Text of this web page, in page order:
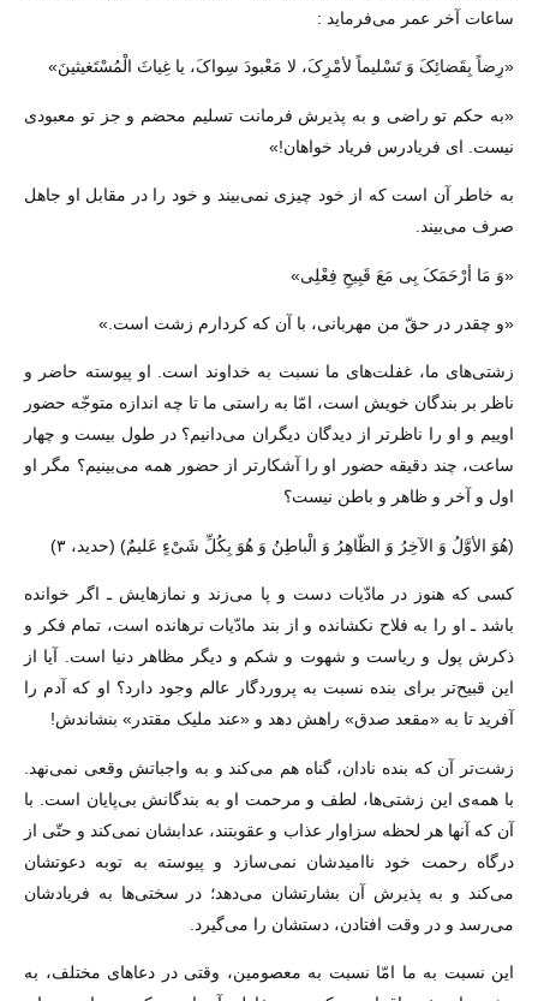
ساعات آخر عمر مى‌فرماید :
«رِضاً بِقَضائِکَ وَ تَسْلیماً لأمْرِکَ، لا مَعْبودَ سِواکَ، یا غِیاثَ الْمُسْتَغیثینَ»
«به حکم تو راضى و به پذیرش فرمانت تسلیم محضم و جز تو معبودى
نیست. اى فریادرس فریاد خواهان!»
به خاطر آن است که از خود چیزى نمى‌بیند و خود را در مقابل او جاهل
صرف مى‌بیند.
«وَ مَا أرْحَمَکَ بِی مَعَ قَبِیحِ فِعْلِی»
«و چقدر در حقّ من مهربانى، با آن که کردارم زشت است.»
زشتى‌هاى ما، غفلت‌هاى ما نسبت به خداوند است. او پیوسته حاضر و
ناظر بر بندگان خویش است، امّا به راستى ما تا چه اندازه متوجّه حضور
اوییم و او را ناظرتر از دیدگان دیگران مى‌دانیم؟ در طول بیست و چهار
ساعت، چند دقیقه حضور او را آشکارتر از حضور همه مى‌بینیم؟ مگر او
اول و آخر و ظاهر و باطن نیست؟
(هُوَ الأوَّلُ وَ الآخِرُ وَ الظّاهِرُ وَ الْباطِنُ وَ هُوَ بِکُلِّ شَیْءٍ عَلیمٌ) (حدید، ۳)
کسى که هنوز در مادّیات دست و پا مى‌زند و نمازهایش ـ اگر خوانده
باشد ـ او را به فلاح نکشانده و از بند مادّیات نرهانده است، تمام فکر و
ذکرش پول و ریاست و شهوت و شکم و دیگر مظاهر دنیا است. آیا از
این قبیح‌تر براى بنده نسبت به پروردگار عالم وجود دارد؟ او که آدم را
آفرید تا به «مقعد صدق» راهش دهد و «عند ملیک مقتدر» بنشاندش!
زشت‌تر آن که بنده نادان، گناه هم مى‌کند و به واجباتش وقعى نمى‌نهد.
با همه‌ى این زشتى‌ها، لطف و مرحمت او به بندگانش بى‌پایان است. با
آن که آنها هر لحظه سزاوار عذاب و عقوبتند، عدابشان نمى‌کند و حتّى از
درگاه رحمت خود ناامیدشان نمى‌سازد و پیوسته به توبه دعوتشان
مى‌کند و به پذیرش آن بشارتشان مى‌دهد؛ در سختى‌ها به فریادشان
مى‌رسد و در وقت افتادن، دستشان را مى‌گیرد.
این نسبت به ما امّا نسبت به معصومین، وقتى در دعاهاى مختلف، به